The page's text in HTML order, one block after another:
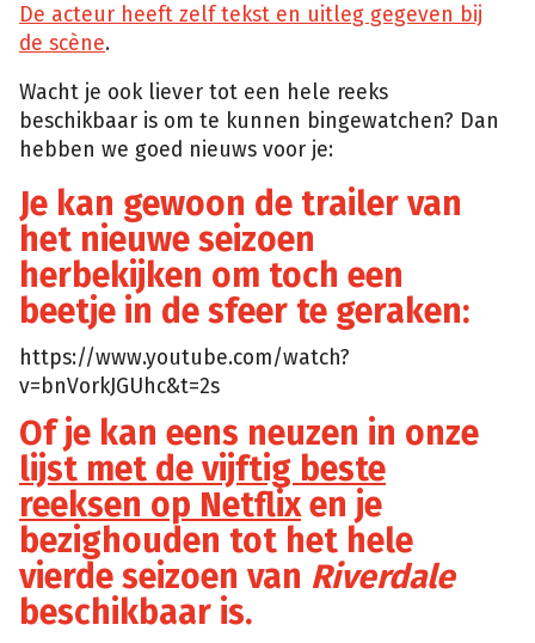
De acteur heeft zelf tekst en uitleg gegeven bij
de scène.
Wacht je ook liever tot een hele reeks
beschikbaar is om te kunnen bingewatchen? Dan
hebben we goed nieuws voor je:
Je kan gewoon de trailer van
het nieuwe seizoen
herbekijken om toch een
beetje in de sfeer te geraken:
https://www.youtube.com/watch?
v=bnVorkJGUhc&t=2s
Of je kan eens neuzen in onze
lijst met de vijftig beste
reeksen op Netflixen je
bezighouden tot het hele
vierde seizoen van Riverdale
beschikbaar is.